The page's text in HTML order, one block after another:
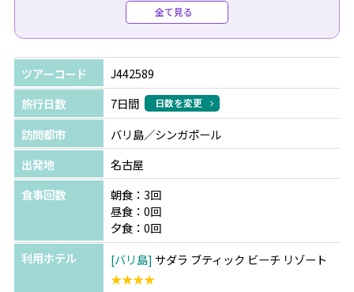
◆スタッフお勧め！ポークリブセットランチ1回♪
◆30分のバリ式マッサージ1回
全て見る
ツアーコード
J442589
旅行日数
7日間 日数を変更
訪問都市
バリ島／シンガポール
出発地
名古屋
食事回数
朝食：3回
昼食：0回
夕食：0回
利用ホテル
バリ島 サダラ ブティック ビーチ リゾート
★★★★